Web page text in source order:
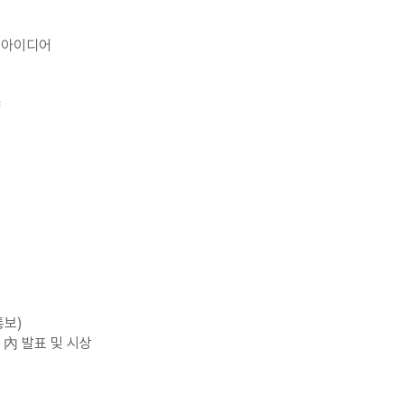
이디어
)
발표 및 시상